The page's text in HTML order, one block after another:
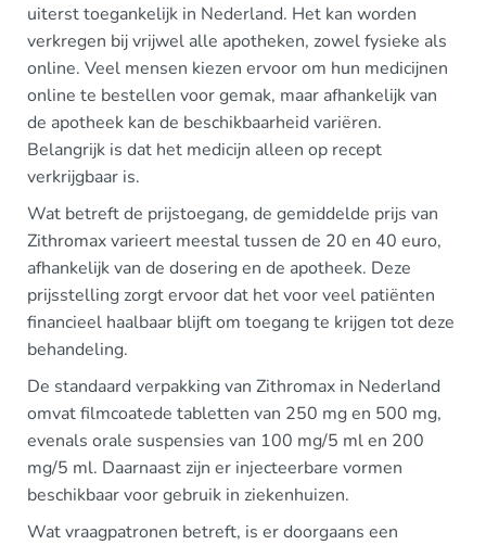
uiterst toegankelijk in Nederland. Het kan worden
verkregen bij vrijwel alle apotheken, zowel fysieke als
online. Veel mensen kiezen ervoor om hun medicijnen
online te bestellen voor gemak, maar afhankelijk van
de apotheek kan de beschikbaarheid variëren.
Belangrijk is dat het medicijn alleen op recept
verkrijgbaar is.
Wat betreft de prijstoegang, de gemiddelde prijs van
Zithromax varieert meestal tussen de 20 en 40 euro,
afhankelijk van de dosering en de apotheek. Deze
prijsstelling zorgt ervoor dat het voor veel patiënten
financieel haalbaar blijft om toegang te krijgen tot deze
behandeling.
De standaard verpakking van Zithromax in Nederland
omvat filmcoatede tabletten van 250 mg en 500 mg,
evenals orale suspensies van 100 mg/5 ml en 200
mg/5 ml. Daarnaast zijn er injecteerbare vormen
beschikbaar voor gebruik in ziekenhuizen.
Wat vraagpatronen betreft, is er doorgaans een